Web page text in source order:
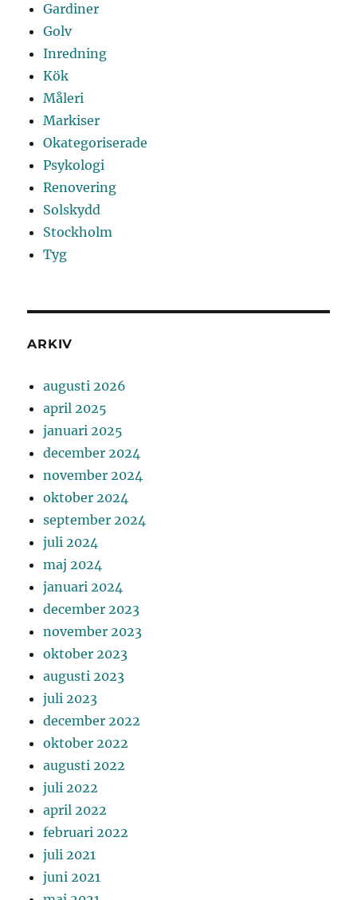
Gardiner
Golv
Inredning
Kök
Måleri
Markiser
Okategoriserade
Psykologi
Renovering
Solskydd
Stockholm
Tyg
ARKIV
augusti 2026
april 2025
januari 2025
december 2024
november 2024
oktober 2024
september 2024
juli 2024
maj 2024
januari 2024
december 2023
november 2023
oktober 2023
augusti 2023
juli 2023
december 2022
oktober 2022
augusti 2022
juli 2022
april 2022
februari 2022
juli 2021
juni 2021